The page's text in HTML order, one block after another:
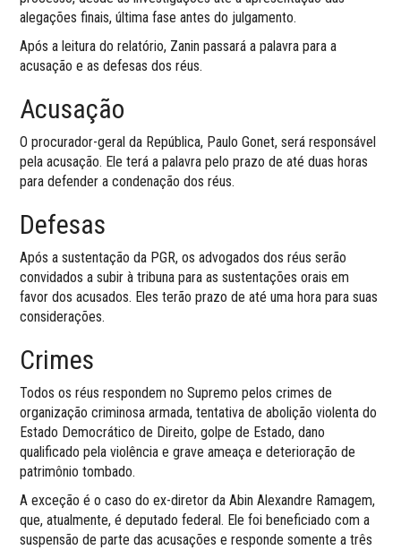
alegações finais, última fase antes do julgamento.
Após a leitura do relatório, Zanin passará a palavra para a
acusação e as defesas dos réus.
Acusação
O procurador-geral da República, Paulo Gonet, será responsável
pela acusação. Ele terá a palavra pelo prazo de até duas horas
para defender a condenação dos réus.
Defesas
Após a sustentação da PGR, os advogados dos réus serão
convidados a subir à tribuna para as sustentações orais em
favor dos acusados. Eles terão prazo de até uma hora para suas
considerações.
Crimes
Todos os réus respondem no Supremo pelos crimes de
organização criminosa armada, tentativa de abolição violenta do
Estado Democrático de Direito, golpe de Estado, dano
qualificado pela violência e grave ameaça e deterioração de
patrimônio tombado.
A exceção é o caso do ex-diretor da Abin Alexandre Ramagem,
que, atualmente, é deputado federal. Ele foi beneficiado com a
suspensão de parte das acusações e responde somente a três